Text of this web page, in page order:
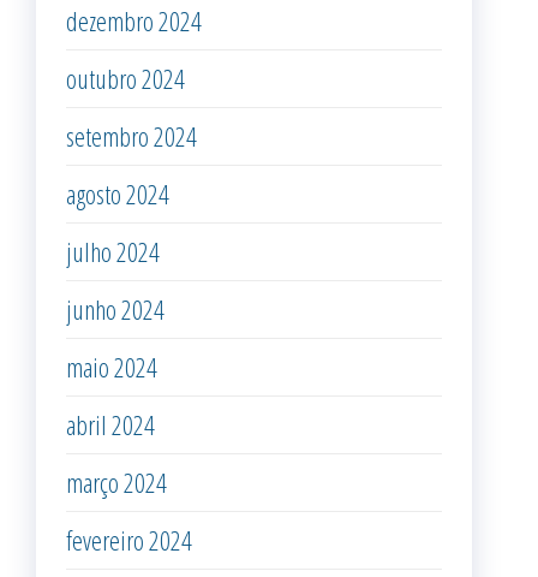
dezembro 2024
outubro 2024
setembro 2024
agosto 2024
julho 2024
junho 2024
maio 2024
abril 2024
março 2024
fevereiro 2024